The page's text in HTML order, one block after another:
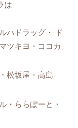
は
ハドラッグ・ ド
ツキヨ・ココカ
松坂屋・高島
・ららぽーと・